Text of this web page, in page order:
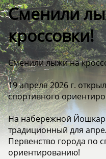
Сменили
кроссовки!
Сменили лыжи на
19 апреля 2026 г.
спортивного
На набережной
традиционный для
Первенство города по
ориентированию!